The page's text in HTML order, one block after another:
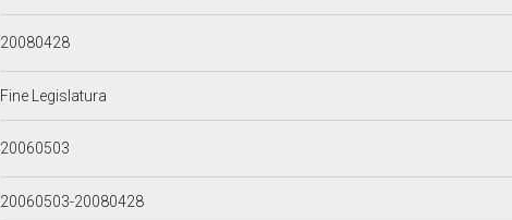
20080428
Fine Legislatura
20060503
20060503-20080428